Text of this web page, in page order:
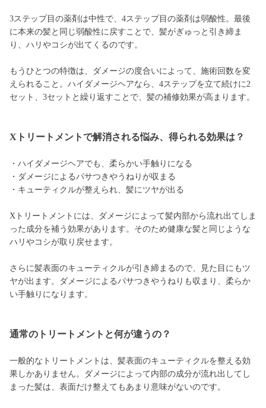
3ステップ目の薬剤は中性で、4ステップ目の薬剤は弱酸性。最後
に本来の髪と同じ弱酸性に戻すことで、髪がぎゅっと引き締ま
り、ハリやコシが出てくるのです。
もうひとつの特徴は、ダメージの度合いによって、施術回数を変
えられること。ハイダメージヘアなら、4ステップを立て続けに2
セット、3セットと繰り返すことで、髪の補修効果が高まります。
Xトリートメントで解消される悩み、得られる効果は？
・ハイダメージヘアでも、柔らかい手触りになる
・ダメージによるパサつきやうねりが収まる
・キューティクルが整えられ、髪にツヤが出る
Xトリートメントには、ダメージによって髪内部から流れ出てしま
った成分を補う効果があります。そのため健康な髪と同じような
ハリやコシが取り戻せます。
さらに髪表面のキューティクルが引き締まるので、見た目にもツ
ヤが出ます。ダメージによるパサつきやうねりも収まり、柔らか
い手触りになります。
通常のトリートメントと何が違うの？
一般的なトリートメントは、髪表面のキューティクルを整える効
果しかありません。ダメージによって内部の成分が流れ出してし
まった髪は、表面だけ整えてもあまり意味がないのです。